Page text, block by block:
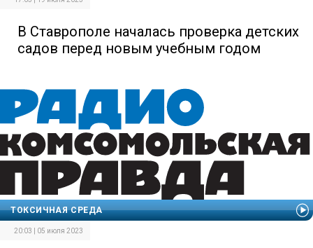
В Ставрополе началась проверка детских
садов перед новым учебным годом
ТОКСИЧНАЯ СРЕДА
20:03 | 05 июля 2023